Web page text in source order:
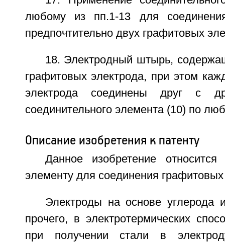
любому из пп.1-13 для
предпочтительно двух графитовых
18. Электродный штырь,
графитовых электрода, при этом
электрода соединены друг с
соединительного элемента (10) по
Описание изобретения к патенту
Данное изобретение относится
элементу для соединения
Электроды на основе углерода
прочего, в электротермических
при получении стали в